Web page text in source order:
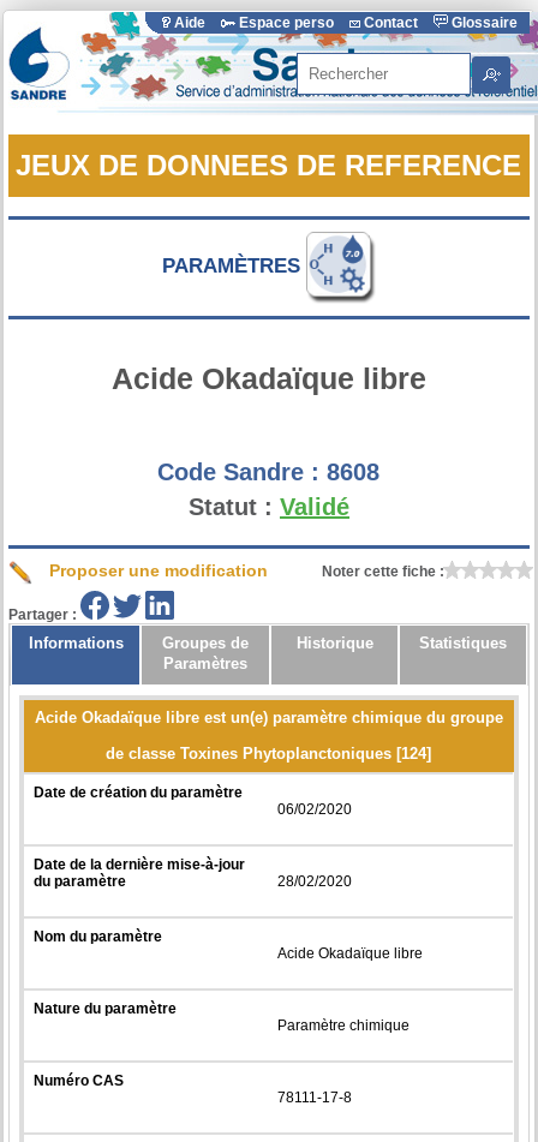
Aide Espace perso Contact Glossaire
Rechercher
JEUX DE DONNEES DE REFERENCE
PARAMÈTRES
Acide Okadaïque libre
Code Sandre : 8608
Statut : Validé
Proposer une modification Noter cette fiche :
Partager :
Informations
Groupes de
Paramètres
Historique Statistiques
Acide Okadaïque libre est un(e) paramètre chimique du groupe
de classe Toxines Phytoplanctoniques [124]
Date de création du paramètre
06/02/2020
Date de la dernière mise-à-jour
du paramètre
28/02/2020
Nom du paramètre
Acide Okadaïque libre
Nature du paramètre
Paramètre chimique
Numéro CAS
78111-17-8